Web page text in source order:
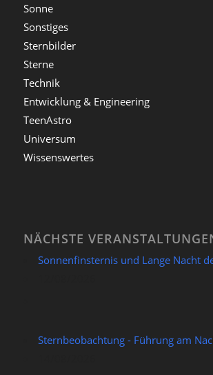
Sonne
Sonstiges
Sternbilder
Sterne
Technik
Entwicklung & Engineering
TeenAstro
Universum
Wissenswertes
NÄCHSTE
Sonnenfinsternis und Lange Nacht
Sternbeobachtung - Führung am